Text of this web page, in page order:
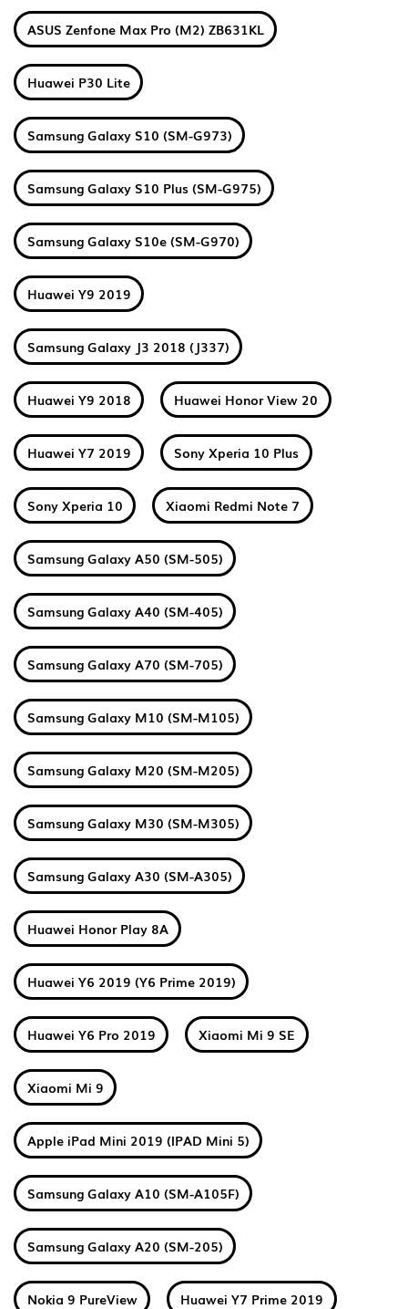
ASUS Zenfone Max Pro (M2) ZB631KL
Huawei P30 Lite
Samsung Galaxy S10 (SM-G973)
Samsung Galaxy S10 Plus (SM-G975)
Samsung Galaxy S10e (SM-G970)
Huawei Y9 2019
Samsung Galaxy J3 2018 (J337)
Huawei Y9 2018 Huawei Honor View 20
Huawei Y7 2019 Sony Xperia 10 Plus
Sony Xperia 10 Xiaomi Redmi Note 7
Samsung Galaxy A50 (SM-505)
Samsung Galaxy A40 (SM-405)
Samsung Galaxy A70 (SM-705)
Samsung Galaxy M10 (SM-M105)
Samsung Galaxy M20 (SM-M205)
Samsung Galaxy M30 (SM-M305)
Samsung Galaxy A30 (SM-A305)
Huawei Honor Play 8A
Huawei Y6 2019 (Y6 Prime 2019)
Huawei Y6 Pro 2019 Xiaomi Mi 9 SE
Xiaomi Mi 9
Apple iPad Mini 2019 (IPAD Mini 5)
Samsung Galaxy A10 (SM-A105F)
Samsung Galaxy A20 (SM-205)
Nokia 9 PureView Huawei Y7 Prime 2019